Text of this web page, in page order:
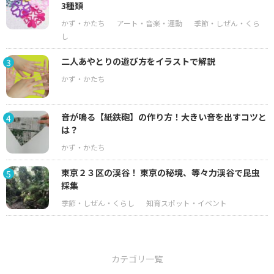
3種類
3 二人あやとりの遊び方をイラストで解説
4
音が鳴る【紙鉄砲】の作り方！大きい音を出すコツと
は？
5
東京２３区の渓谷！ 東京の秘境、等々力渓谷で昆虫
採集
カテゴリ一覧